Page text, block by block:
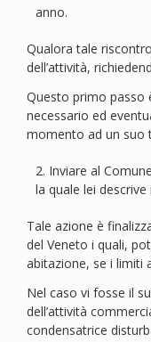
anno.
Qualora tale
dell’attività,
Questo primo passo
necessario ed
momento ad un suo
Inviare al
la quale lei
Tale azione è
del Veneto i quali,
abitazione, se i limiti
Nel caso vi fosse il
dell’attività
condensatrice